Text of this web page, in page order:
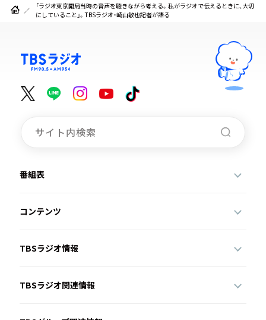
「ラジオ東京開局当時の音声を聴きながら考える。私がラジオで伝えるときに、大切
にしていること」。TBSラジオ・崎山敏也記者が語る
番組表
コンテンツ
TBSラジオ情報
TBSラジオ関連情報